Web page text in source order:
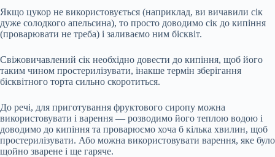
Якщо цукор не використовується (наприклад, ви вичавили сік
дуже солодкого апельсина), то просто доводимо сік до кипіння
(проварювати не треба) і заливаємо ним бісквіт.
Свіжовичавлений сік необхідно довести до кипіння, щоб його
таким чином простерилізувати, інакше термін зберігання
бісквітного торта сильно скоротиться.
До речі, для приготування фруктового сиропу можна
використовувати і варення — розводимо його теплою водою і
доводимо до кипіння та проварюємо хоча б кілька хвилин, щоб
простерилізувати. Або можна використовувати варення, яке було
щойно зварене і ще гаряче.